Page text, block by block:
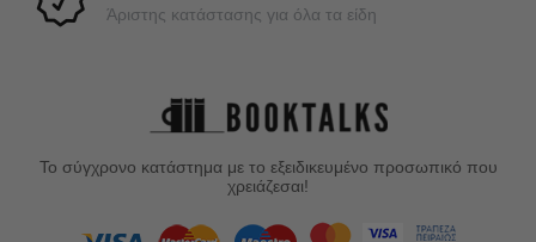
Άριστης κατάστασης για όλα τα είδη
Το σύγχρονο κατάστημα με το εξειδικευμένο προσωπικό που
χρειάζεσαι!